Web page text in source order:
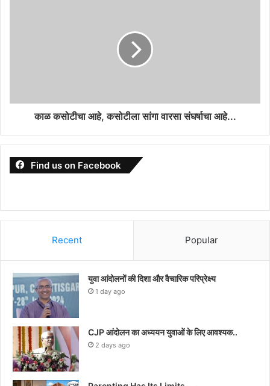
काळ कसोटीचा आहे, कसोटीला सांगा वारसा संघर्षाचा आहे...
Find us on Facebook
Recent Popular
युवा आंदोलनों की दिशा और वैचारिक परिप्रेक्ष्य
1 day ago
CJP आंदोलन का अध्ययन युवाओं के लिए आवश्यक..
2 days ago